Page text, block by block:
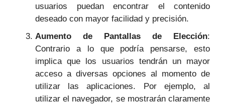
usuarios puedan encontrar el contenido
deseado con mayor facilidad y precisión.
Aumento de Pantallas de Elección:
Contrario a lo que podría pensarse, esto
implica que los usuarios tendrán un mayor
acceso a diversas opciones al momento de
utilizar las aplicaciones. Por ejemplo, al
utilizar el navegador, se mostrarán claramente